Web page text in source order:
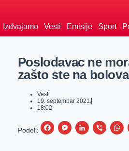
Izdvajamo Vesti Emisije Sport
Poslodavac ne
zašto ste na
Vesti
19. septembar 2021.
18:02
Podeli:
F
M
L
V
W